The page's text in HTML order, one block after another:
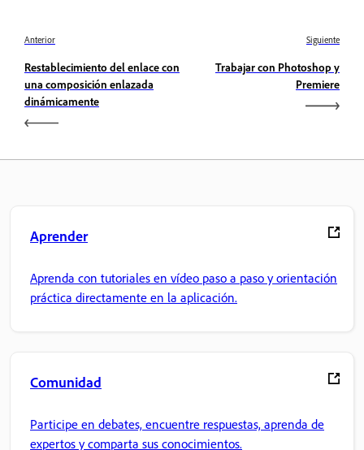
Anterior
Restablecimiento del enlace con
una composición enlazada
dinámicamente
Siguiente
Trabajar con Photoshop y
Premiere
Aprender
Aprenda con tutoriales en vídeo paso a paso y orientación
práctica directamente en la aplicación.
Comunidad
Participe en debates, encuentre respuestas, aprenda de
expertos y comparta sus conocimientos.